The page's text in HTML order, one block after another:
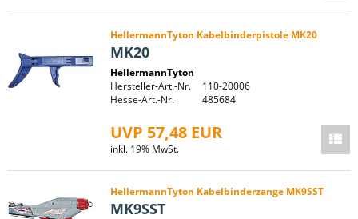
HellermannTyton Kabelbinderpistole MK20
MK20
HellermannTyton
Hersteller-Art.-Nr.
110-20006
Hesse-Art.-Nr.
485684
UVP 57,48 EUR
inkl. 19% MwSt.
HellermannTyton Kabelbinderzange MK9SST
MK9SST